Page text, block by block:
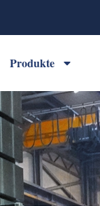
Produkte